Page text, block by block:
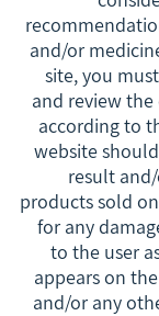
and/or
site, you
and review
according to
website
result
products sold
for any
to the user
appears on
and/or any